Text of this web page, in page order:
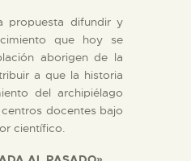
propuesta difundir y
que hoy se
aborigen de la
a que la historia
del archipiélago
docentes bajo
científico.